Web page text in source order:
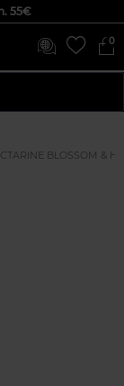
55€
0
BLOSSOM &